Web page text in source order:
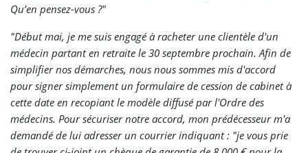
Qu’en pensez-vous ?"
"Début mai, je me suis engagé à racheter une clientèle d'un
médecin partant en retraite le 30 septembre prochain. Afin de
simplifier nos démarches, nous nous sommes mis d'accord
pour signer simplement un formulaire de cession de cabinet à
cette date en recopiant le modèle diffusé par l'Ordre des
médecins. Pour sécuriser notre accord, mon prédécesseur m'a
demandé de lui adresser un courrier indiquant : "je vous prie